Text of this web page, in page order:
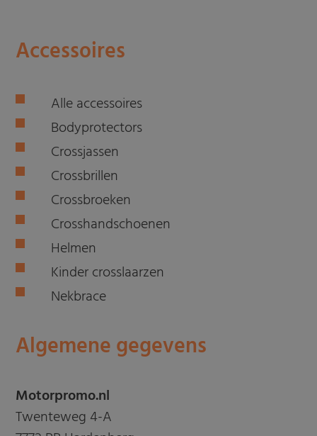
Accessoires
Alle accessoires
Bodyprotectors
Crossjassen
Crossbrillen
Crossbroeken
Crosshandschoenen
Helmen
Kinder crosslaarzen
Nekbrace
Algemene gegevens
Motorpromo.nl
Twenteweg 4-A